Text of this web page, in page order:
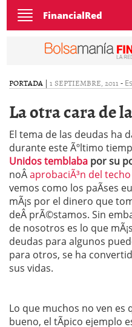
Toggle
navigation
FinancialRed
PORTADA | 1 SEPTIEMBRE, 2011 -
La otra cara de
El tema de las deudas ha
durante este Ãºltimo
Unidos temblaba por su
noÂaprobaciÃ³n del
vemos como los paÃ­ses
mÃ¡s por el dinero que
deÂ prÃ©stamos. Sin
de nosotros es lo que
deudas para algunos
para otros, se ha
sus vidas.
Lo que muchos no ven es
bueno, el tÃ­pico ejemplo